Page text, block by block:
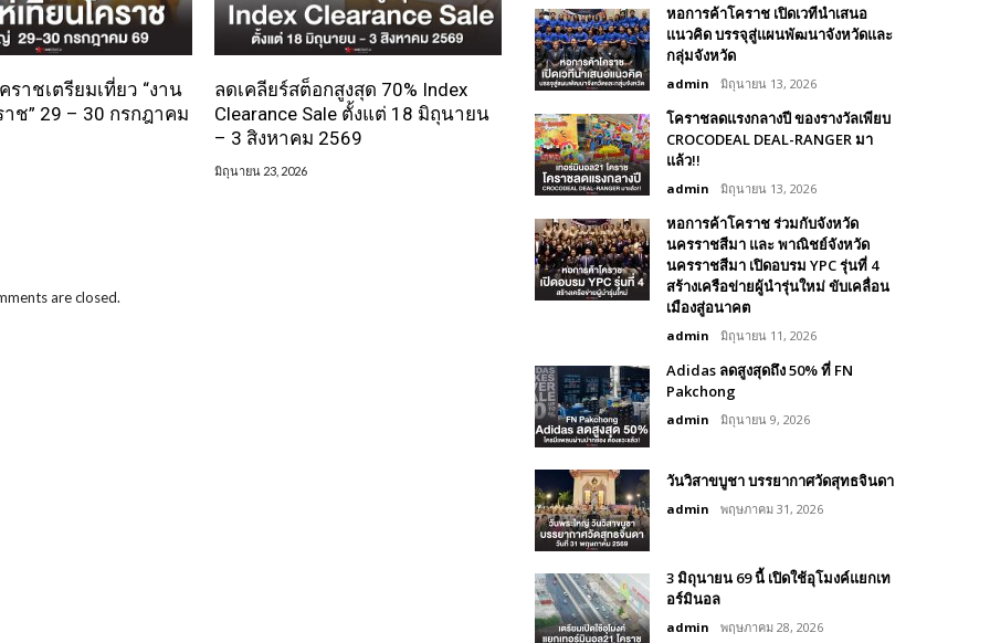
ราชเตรียมเที่ยว “งาน
ช” 29 – 30 กรกฎาคม
ลดเคลียร์สต็อกสูงสุด 70% Index
Clearance Sale ตั้งแต่ 18 มิถุนายน
– 3 สิงหาคม 2569
มิถุนายน 23, 2026
are closed.
หอการค้าโคราช เปิดเวทีนำเสนอ
แนวคิด บรรจุสู่แผนพัฒนาจังหวัดและ
กลุ่มจังหวัด
admin มิถุนายน 13, 2026
โคราชลดแรงกลางปี ของรางวัลเพียบ
CROCODEAL DEAL-RANGER มา
แล้ว!!
admin มิถุนายน 13, 2026
หอการค้าโคราช ร่วมกับจังหวัด
นครราชสีมา และ พาณิชย์จังหวัด
นครราชสีมา เปิดอบรม YPC รุ่นที่ 4
สร้างเครือข่ายผู้นำรุ่นใหม่ ขับเคลื่อน
เมืองสู่อนาคต
admin มิถุนายน 11, 2026
Adidas ลดสูงสุดถึง 50% ที่ FN
Pakchong
admin มิถุนายน 9, 2026
วันวิสาขบูชา บรรยากาศวัดสุทธจินดา
admin พฤษภาคม 31, 2026
3 มิถุนายน 69 นี้ เปิดใช้อุโมงค์แยกเท
อร์มินอล
admin พฤษภาคม 28, 2026